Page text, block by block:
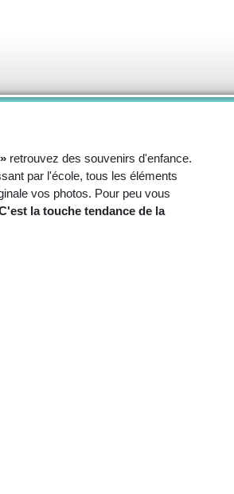
retrouvez des souvenirs d'enfance.
par l'école, tous les éléments
vos photos. Pour peu vous
la touche tendance de la